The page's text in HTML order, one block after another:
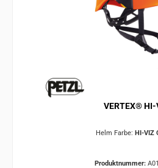
VERTEX®
Helm Farbe: HI-VIZ
Produktnummer: